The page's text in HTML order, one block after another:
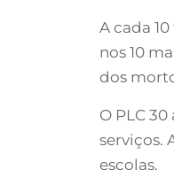
A cada
nos 10
dos
O PLC
serviços.
escolas.